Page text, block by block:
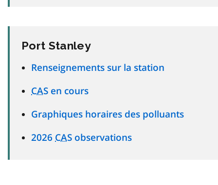
Port Stanley
Renseignements sur la station
CAS en cours
Graphiques horaires des polluants
2026 CAS observations